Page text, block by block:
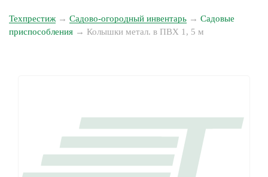
Техпрестиж → Садово-огородный инвентарь → Садовые
приспособления → Колышки метал. в ПВХ 1, 5 м